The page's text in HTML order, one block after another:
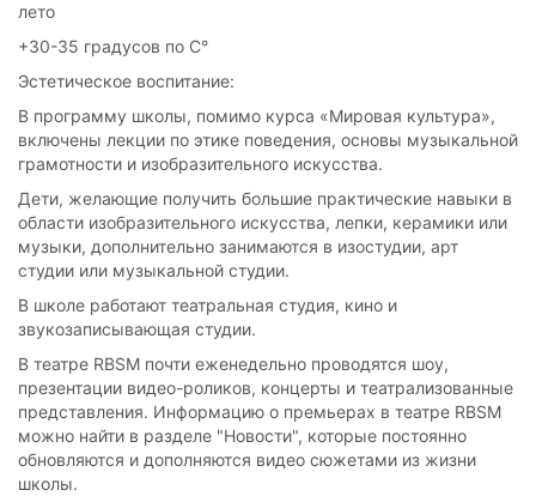
лето
+30-35 градусов по С°
Эстетическое воспитание:
В программу школы, помимо курса «Мировая культура»,
включены лекции по этике поведения, основы музыкальной
грамотности и изобразительного искусства.
Дети, желающие получить большие практические навыки в
области изобразительного искусства, лепки, керамики или
музыки, дополнительно занимаются в изостудии, арт
студии или музыкальной студии.
В школе работают театральная студия, кино и
звукозаписывающая студии.
В театре RBSM почти еженедельно проводятся шоу,
презентации видео-роликов, концерты и театрализованные
представления. Информацию о премьерах в театре RBSM
можно найти в разделе "Новости", которые постоянно
обновляются и дополняются видео сюжетами из жизни
школы.